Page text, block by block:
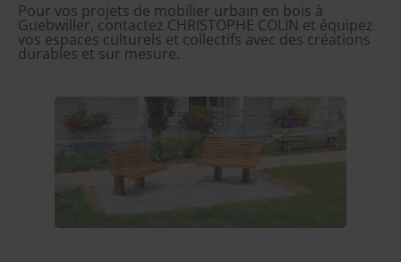
Pour vos projets de mobilier urbain en bois à
Guebwiller, contactez CHRISTOPHE COLIN et équipez
vos espaces culturels et collectifs avec des créations
durables et sur mesure.